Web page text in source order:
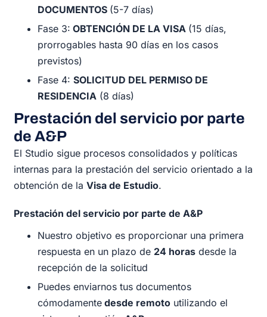
DOCUMENTOS (5-7 días)
Fase 3: OBTENCIÓN DE LA VISA (15 días,
prorrogables hasta 90 días en los casos
previstos)
Fase 4:SOLICITUD DEL PERMISO DE
RESIDENCIA (8 días)
Prestación del servicio por parte
de A&P
El Studio sigue procesos consolidados y políticas
internas para la prestación del servicio orientado a la
obtención de laVisa de Estudio.
Prestación del servicio por parte de A&P
Nuestro objetivo es proporcionar una primera
respuesta en un plazo de 24 horas desde la
recepción de la solicitud
Puedes enviarnos tus documentos
cómodamente desde remoto utilizando el